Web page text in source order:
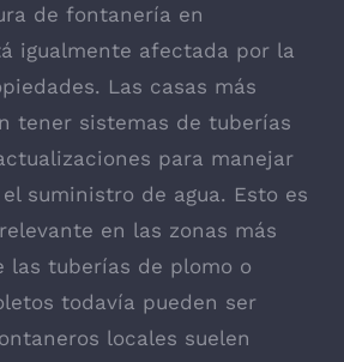
de fontanería en
igualmente afectada por la
Las casas más
tener sistemas de tuberías
para manejar
suministro de agua. Esto es
en las zonas más
las tuberías de plomo o
todavía pueden ser
locales suelen